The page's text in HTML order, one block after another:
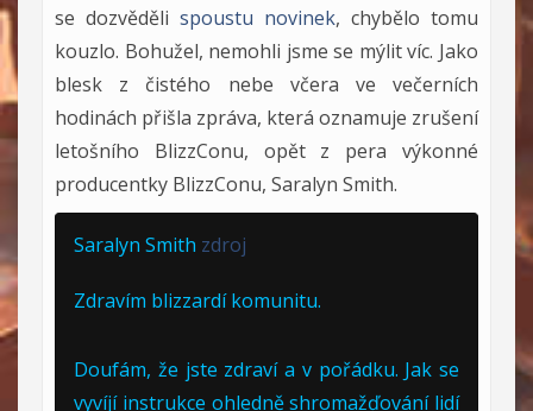
se dozvěděli spoustu novinek, chybělo tomu
kouzlo. Bohužel, nemohli jsme se mýlit víc. Jako
blesk z čistého nebe včera ve večerních
hodinách přišla zpráva, která oznamuje zrušení
letošního BlizzConu, opět z pera výkonné
producentky BlizzConu, Saralyn Smith.
Saralyn Smith zdroj
Zdravím blizzardí komunitu.
Doufám, že jste zdraví a v pořádku. Jak se
vyvíjí instrukce ohledně shromažďování lidí